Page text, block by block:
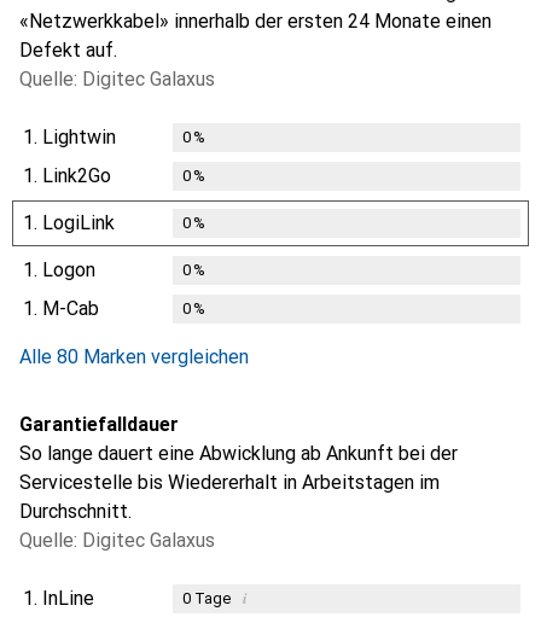
«Netzwerkkabel» innerhalb der ersten 24 Monate einen
Defekt auf.
Quelle: Digitec Galaxus
1. Lightwin 0%
1. Link2Go 0%
1. LogiLink 0%
1. Logon 0%
1. M-Cab 0%
Alle 80 Marken vergleichen
Garantiefalldauer
So lange dauert eine Abwicklung ab Ankunft bei der
Servicestelle bis Wiedererhalt in Arbeitstagen im
Durchschnitt.
Quelle: Digitec Galaxus
1. InLine 0Tage i